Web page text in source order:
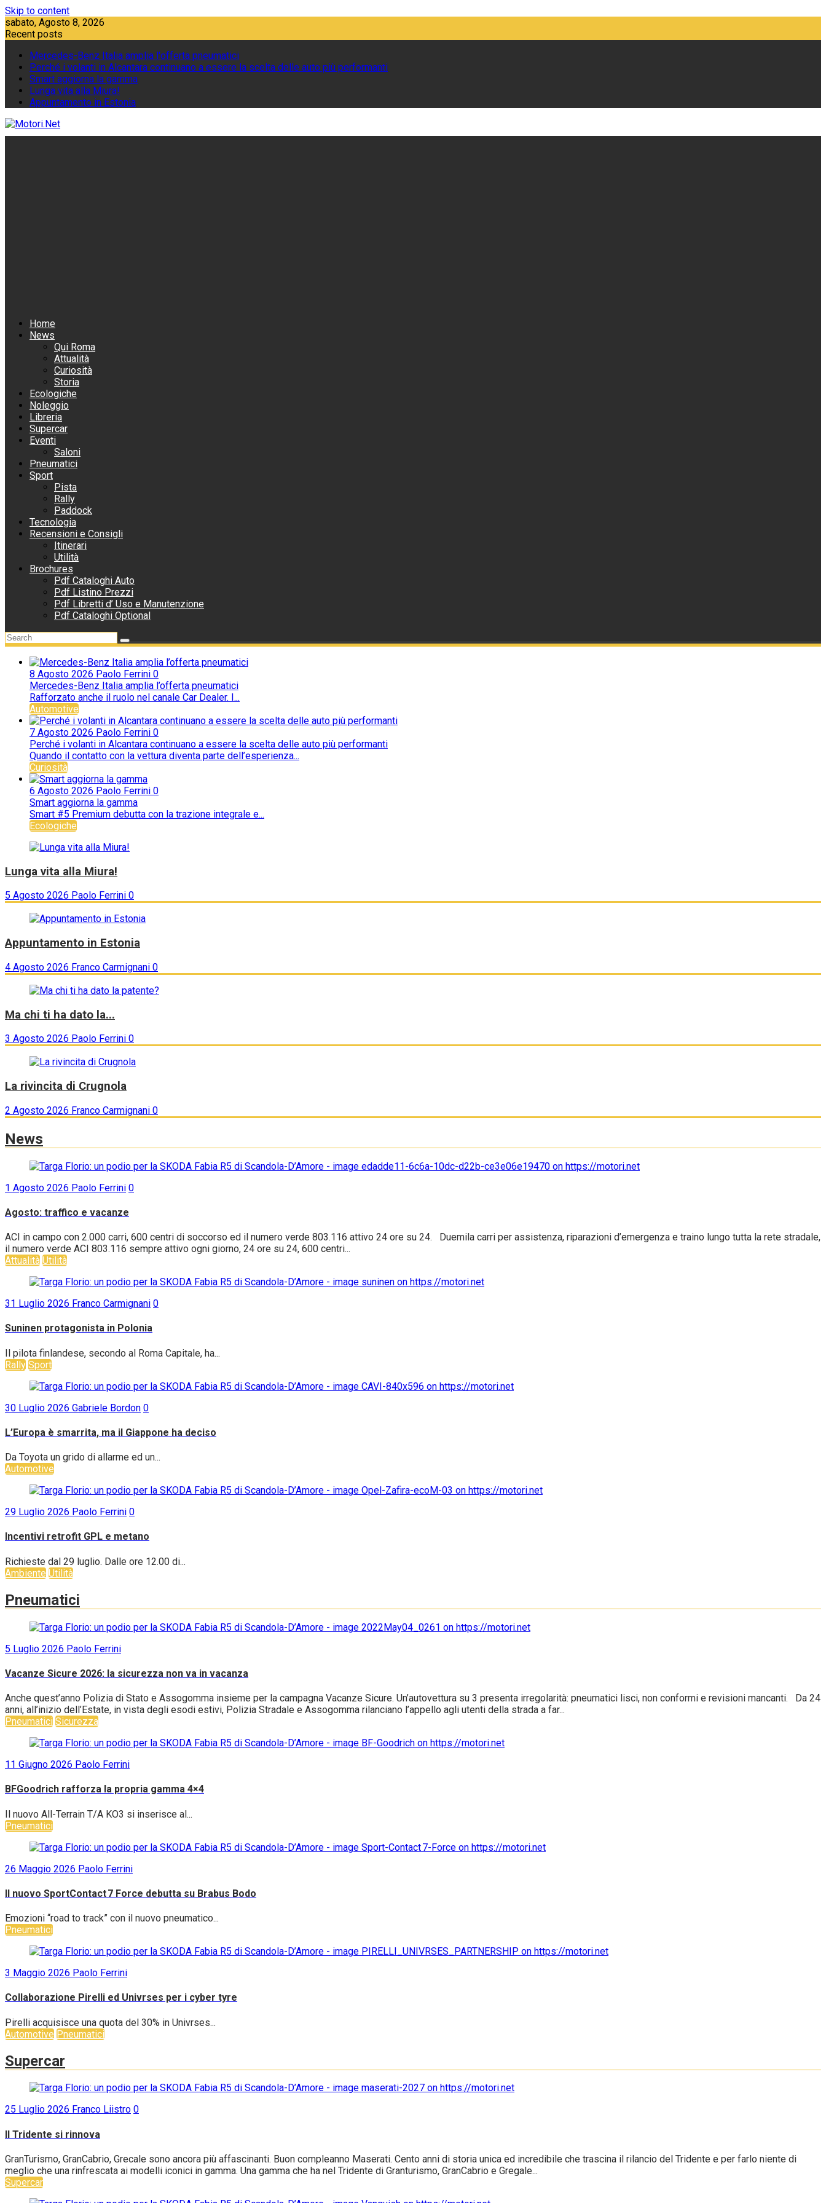
Skip to content
sabato, Agosto 8, 2026
Recent posts
Mercedes-Benz Italia amplia l'offerta pneumatici
Perché i volanti in Alcantara continuano a essere la scelta delle auto più performanti
Smart aggiorna la gamma
Lunga vita alla Miura!
Appuntamento in Estonia
Home
News
Qui Roma
Attualità
Curiosità
Storia
Ecologiche
Noleggio
Libreria
Supercar
Eventi
Saloni
Pneumatici
Sport
Pista
Rally
Paddock
Tecnologia
Recensioni e Consigli
Itinerari
Utilità
Brochures
Pdf Cataloghi Auto
Pdf Listino Prezzi
Pdf Libretti d’ Uso e Manutenzione
Pdf Cataloghi Optional
8 Agosto 2026 Paolo Ferrini 0
Mercedes-Benz Italia amplia l’offerta pneumatici
Rafforzato anche il ruolo nel canale Car Dealer. I...
Automotive
7 Agosto 2026 Paolo Ferrini 0
Perché i volanti in Alcantara continuano a essere la scelta delle auto più performanti
Quando il contatto con la vettura diventa parte dell’esperienza...
Curiosità
6 Agosto 2026 Paolo Ferrini 0
Smart aggiorna la gamma
Smart #5 Premium debutta con la trazione integrale e...
Ecologiche
Lunga vita alla Miura!
5 Agosto 2026 Paolo Ferrini 0
Appuntamento in Estonia
4 Agosto 2026 Franco Carmignani 0
Ma chi ti ha dato la...
3 Agosto 2026 Paolo Ferrini 0
La rivincita di Crugnola
2 Agosto 2026 Franco Carmignani 0
News
1 Agosto 2026 Paolo Ferrini 0
Agosto: traffico e vacanze
ACI in campo con 2.000 carri, 600 centri di soccorso ed il numero verde 803.116 attivo 24 ore su 24. Duemila carri per assistenza, riparazioni d’emergenza e traino lungo tutta la rete stradale,
il numero verde ACI 803.116 sempre attivo ogni giorno, 24 ore su 24, 600 centri...
Attualità Utilità
31 Luglio 2026 Franco Carmignani 0
Suninen protagonista in Polonia
Il pilota finlandese, secondo al Roma Capitale, ha...
Rally Sport
30 Luglio 2026 Gabriele Bordon 0
L’Europa è smarrita, ma il Giappone ha deciso
Da Toyota un grido di allarme ed un...
Automotive
29 Luglio 2026 Paolo Ferrini 0
Incentivi retrofit GPL e metano
Richieste dal 29 luglio. Dalle ore 12.00 di...
Ambiente Utilità
Pneumatici
5 Luglio 2026 Paolo Ferrini
Vacanze Sicure 2026: la sicurezza non va in vacanza
Anche quest’anno Polizia di Stato e Assogomma insieme per la campagna Vacanze Sicure. Un’autovettura su 3 presenta irregolarità: pneumatici lisci, non conformi e revisioni mancanti. Da 24
anni, all’inizio dell’Estate, in vista degli esodi estivi, Polizia Stradale e Assogomma rilanciano l’appello agli utenti della strada a far...
Pneumatici Sicurezza
11 Giugno 2026 Paolo Ferrini
BFGoodrich rafforza la propria gamma 4×4
Il nuovo All-Terrain T/A KO3 si inserisce al...
Pneumatici
26 Maggio 2026 Paolo Ferrini
Il nuovo SportContact 7 Force debutta su Brabus Bodo
Emozioni “road to track” con il nuovo pneumatico...
Pneumatici
3 Maggio 2026 Paolo Ferrini
Collaborazione Pirelli ed Univrses per i cyber tyre
Pirelli acquisisce una quota del 30% in Univrses...
Automotive Pneumatici
Supercar
25 Luglio 2026 Franco Liistro 0
Il Tridente si rinnova
GranTurismo, GranCabrio, Grecale sono ancora più affascinanti. Buon compleanno Maserati. Cento anni di storia unica ed incredibile che trascina il rilancio del Tridente e per farlo niente di
meglio che una rinfrescata ai modelli iconici in gamma. Una gamma che ha nel Tridente di Granturismo, GranCabrio e Gregale...
Supercar